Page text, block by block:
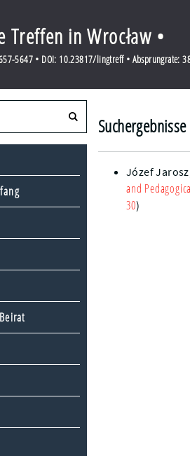
Treffen in Wrocław •
5647 • DOI: 10.23817/lingtreff • Absprungrate:
Józef Jarosz
and
30)